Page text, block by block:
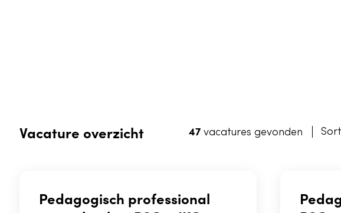
Vacature overzicht 47vacatures gevonden
Pedagogisch professional